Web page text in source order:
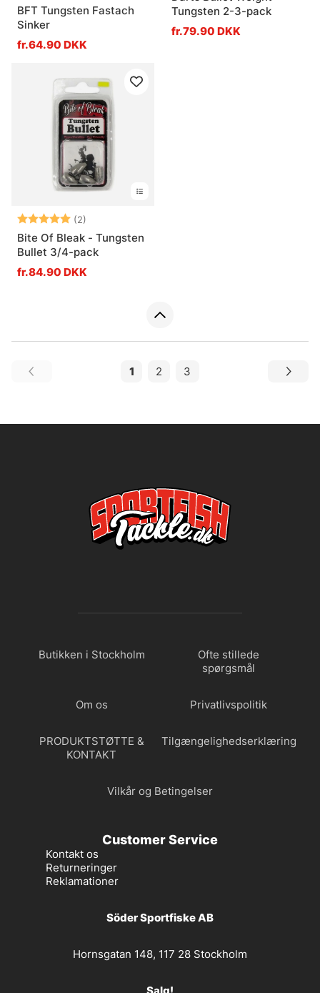
BFT Tungsten Fastach
Sinker
fr.64.90 DKK
Tungsten 2-3-pack
fr.79.90 DKK
Vurdering: (2)
Bite Of Bleak - Tungsten
Bullet 3/4-pack
fr.84.90 DKK
1 2 3
Butikken i Stockholm
Ofte stillede
spørgsmål
Om os Privatlivspolitik
PRODUKTSTØTTE &
KONTAKT
Tilgængelighedserklæring
Vilkår og Betingelser
Customer Service
Kontakt os
Returneringer
Reklamationer
Söder Sportfiske AB
Hornsgatan 148, 117 28 Stockholm